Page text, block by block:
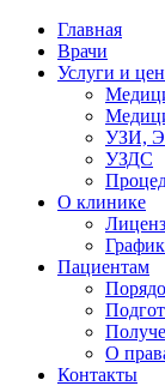
Главная
Врачи
Услуги и
УЗИ,
УЗДС
О клинике
Пациентам
О
Контакты